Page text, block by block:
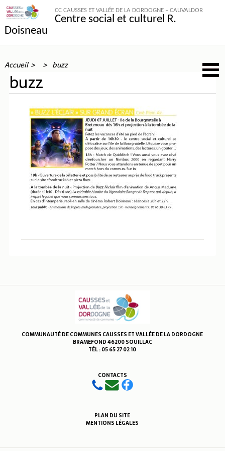
CC CAUSSES ET VALLÉE DE LA DORDOGNE – CAUVALDOR
Centre social et culturel R.
Doisneau
Accueil buzz
buzz
COMMUNAUTÉ DE COMMUNES CAUSSES ET VALLÉE DE LA DORDOGNE
BRAMEFOND 46200 SOUILLAC
TÉL : 05 65 27 02 10
CONTACTS
PLAN DU SITE
MENTIONS LÉGALES